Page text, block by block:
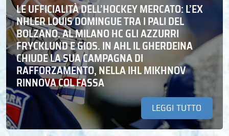
LE UFFICIALITÀ DELL’HOCKEY MERCATO: L’EX
NHLER LOUIS DOMINGUE TRA I PALI DEL
BOLZANO. AL MILANO HC GLI AZZURRI
FRYCKLUND E GIOS. IN AHL IL GHERDEINA
CHIUDE LA SUA CAMPAGNA DI
RAFFORZAMENTO, NELLA IHL MIKHNOV
RINNOVA COL FASSA
LEGGI TUTTO